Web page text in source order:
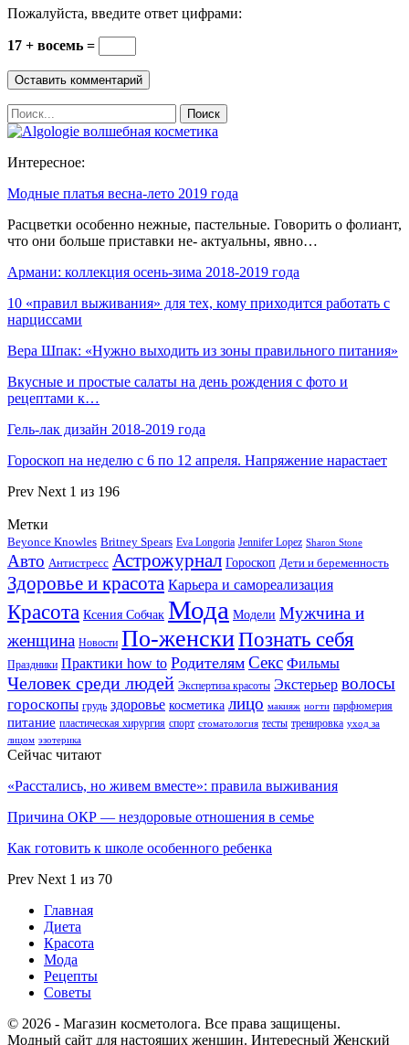
Пожалуйста, введите ответ цифрами:
17 + восемь =
Интересное:
Модные платья весна-лето 2019 года
Расцветки особенно нежные, пастельные. Говорить о фолиант,
что они больше приставки не- актуальны, явно…
Армани: коллекция осень-зима 2018-2019 года
10 «правил выживания» для тех, кому приходится работать с
нарциссами
Вера Шпак: «Нужно выходить из зоны правильного питания»
Вкусные и простые салаты на день рождения с фото и
рецептами к…
Гель-лак дизайн 2018-2019 года
Гороскоп на неделю с 6 по 12 апреля. Напряжение нарастает
Prev Next 1 из 196
Метки
Beyonce Knowles Britney Spears Eva Longoria Jennifer Lopez Sharon Stone
Авто Антистресс Астрожурнал Гороскоп Дети и беременность
Здоровье и красота Карьера и самореализация
Красота Ксения Собчак Мода Модели Мужчина и
женщина Новости По-женскиПознать себя
Праздники Практики how to Родителям Секс Фильмы
Человек среди людей Экспертиза красоты Экстерьер волосы
гороскопы грудь здоровье косметика лицо макияж ногти парфюмерия
питание пластическая хирургия спорт стоматология тесты тренировка уход за
лицом эзотерика
Сейчас читают
«Расстались, но живем вместе»: правила выживания
Причина ОКР — нездоровые отношения в семье
Как готовить к школе особенного ребенка
Prev Next 1 из 70
Главная
Диета
Красота
Мода
Рецепты
Советы
© 2026 - Магазин косметолога. Все права защищены.
Модный сайт для настоящих женщин. Интересный Женский